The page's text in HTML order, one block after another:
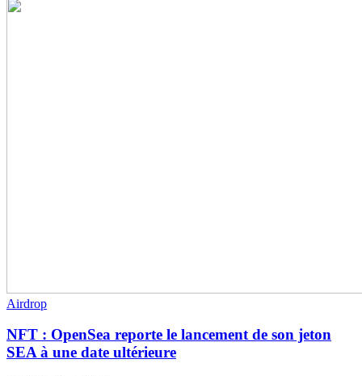
Airdrop
NFT : OpenSea reporte le lancement de son jeton
SEA à une date ultérieure